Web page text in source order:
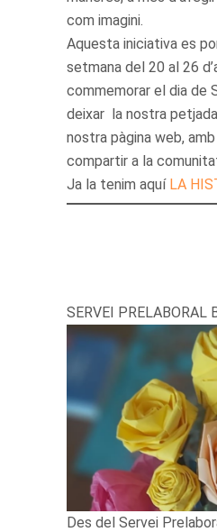
com imagini.
Aquesta iniciativa es
setmana del 20 al 26
commemorar el dia de
deixar la nostra
nostra pàgina web,
compartir a la
Ja la tenim aquí LA
SERVEI PRELABORAL
Des del Servei